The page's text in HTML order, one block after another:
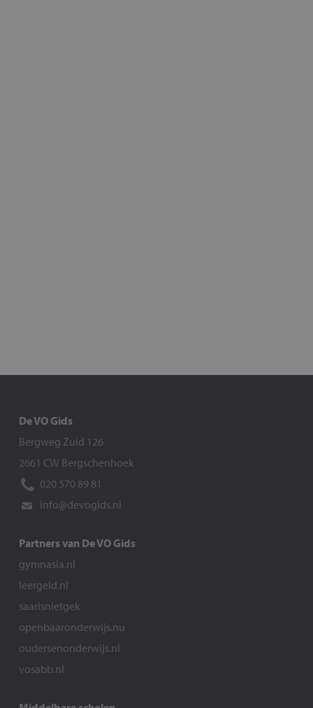
De VO Gids
Bergweg Zuid 126
2661 CW Bergschenhoek
020 570 89 81
info@devogids.nl
Partners van De VO Gids
gymnasia.nl
leergeld.nl
saarisnietgek
openbaaronderwijs.nu
oudersenonderwijs.nl
vosabb.nl